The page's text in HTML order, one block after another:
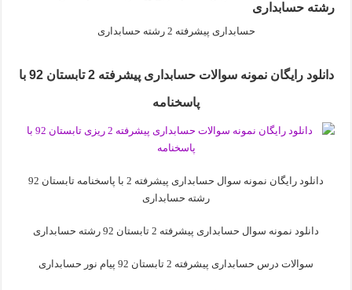
رشته حسابداری
حسابداری پیشرفته 2 رشته حسابداری
دانلود رایگان نمونه سوالات حسابداری پیشرفته 2 تابستان 92 با
پاسخنامه
دانلود رایگان نمونه سوال حسابداری پیشرفته 2 با پاسخنامه تابستان 92
رشته حسابداری
دانلود نمونه سوال حسابداری پیشرفته 2 تابستان 92 رشته حسابداری
سوالات درس حسابداری پیشرفته 2 تابستان 92 پیام نور حسابداری